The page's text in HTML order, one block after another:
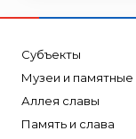
Субъекты
Музеи и памятные
Аллея славы
Память и слава